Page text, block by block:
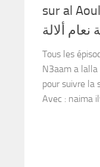
sur al
ألالة
Tous les
N3aam a lalla
pour suivre la
Avec : naima